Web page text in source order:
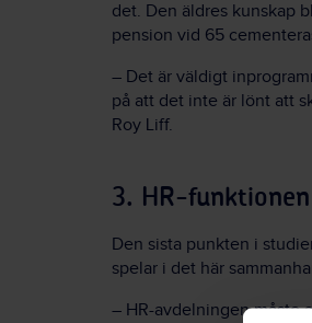
det. Den äldres kunskap
pension vid 65
– Det är väldigt
på att det inte är lönt att
Roy Liff.
3. HR-
Den sista punkten i
spelar i det här
– HR-avdelningen måste